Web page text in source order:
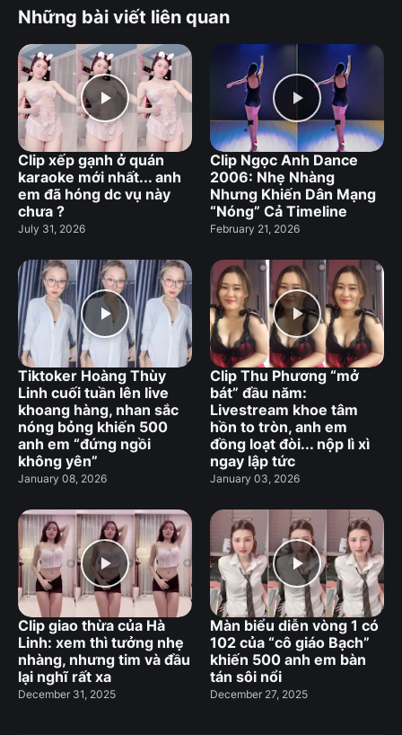
Những bài viết liên quan
Clip xếp gạnh ở quán
karaoke mới nhất... anh
em đã hóng dc vụ này
chưa ?
July 31, 2026
Clip Ngọc Anh Dance
2006: Nhẹ Nhàng
Nhưng Khiến Dân Mạng
“Nóng” Cả Timeline
February 21, 2026
Tiktoker Hoàng Thùy
Linh cuối tuần lên live
khoang hàng, nhan sắc
nóng bỏng khiến 500
anh em “đứng ngồi
không yên”
January 08, 2026
Clip Thu Phương “mở
bát” đầu năm:
Livestream khoe tâm
hồn to tròn, anh em
đồng loạt đòi... nộp lì xì
ngay lập tức
January 03, 2026
Clip giao thừa của Hà
Linh: xem thì tưởng nhẹ
nhàng, nhưng tim và đầu
lại nghĩ rất xa
December 31, 2025
Màn biểu diễn vòng 1 có
102 của “cô giáo Bạch”
khiến 500 anh em bàn
tán sôi nổi
December 27, 2025